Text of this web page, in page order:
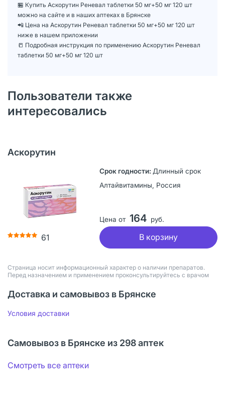
🏪 Купить Аскорутин Реневал таблетки 50 мг+50 мг 120 шт
можно на сайте и в наших аптеках в Брянске
📲 Цена на Аскорутин Реневал таблетки 50 мг+50 мг 120 шт
ниже в нашем приложении
📒 Подробная инструкция по применению Аскорутин Реневал
таблетки 50 мг+50 мг 120 шт
Пользователи также
интересовались
Аскорутин
61
Длинный срок
Алтайвитамины, Россия
Цена от 164 руб.
В корзину
Страница носит информационный характер о наличии препаратов.
Перед назначением и применением проконсультируйтесь с врачом
Доставка и самовывоз в Брянске
Условия доставки
Самовывоз в Брянске из 298 аптек
Смотреть все аптеки